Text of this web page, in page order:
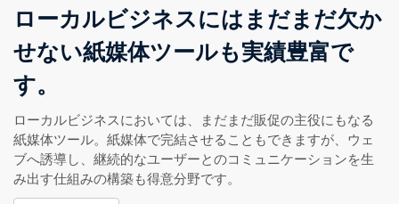
ローカルビジネスにはまだまだ欠か
せない紙媒体ツールも実績豊富で
す。
ローカルビジネスにおいては、まだまだ販促の主役にもなる
紙媒体ツール。紙媒体で完結させることもできますが、ウェ
ブへ誘導し、継続的なユーザーとのコミュニケーションを生
み出す仕組みの構築も得意分野です。